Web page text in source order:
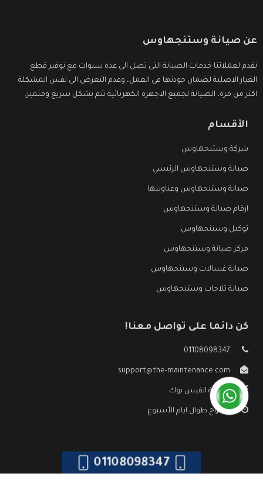
عن صيانة وستنجهاوس
نقدم لعملائنا خدمات الصيانة التى تصل الى عدة سنوات مع توفير قطع
الغيار الاصلية لضمان جودتها فى العمل، وعدم التعرض الى نفس المشكلة
اكثر من مرة، الصيانة لجميع الاجهزة الكهربائية تتم بشكل سريع ومتميز.
الأقسام
شركة وستنجهاوس
صيانة وستنجهاوس الرئيسي
صيانة وستنجهاوس وعناوينها
ارقام صيانة وستنجهاوس
توكيل وستنجهاوس
مركز صيانة وستنجهاوس
صيانة غسالات وستنجهاوس
صيانة ثلاجات وستنجهاوس
كن دائما على تواصل معنا!
01108098347
support@the-maintenance.com
صفحة الفيس بوك
مفتوح طوال ايام الأسبوع
01108098347